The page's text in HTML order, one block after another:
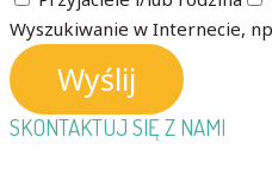
Wyszukiwanie w Internecie,
Wyślij
SKONTAKTUJ SIĘ Z NAMI